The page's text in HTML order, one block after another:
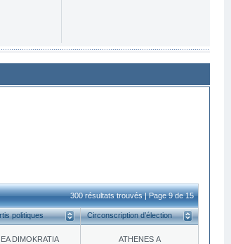
300 résultats trouvés | Page 9 de 15
politiques Circonscription d’élection
DΙMOKRATIA ATHENES Α